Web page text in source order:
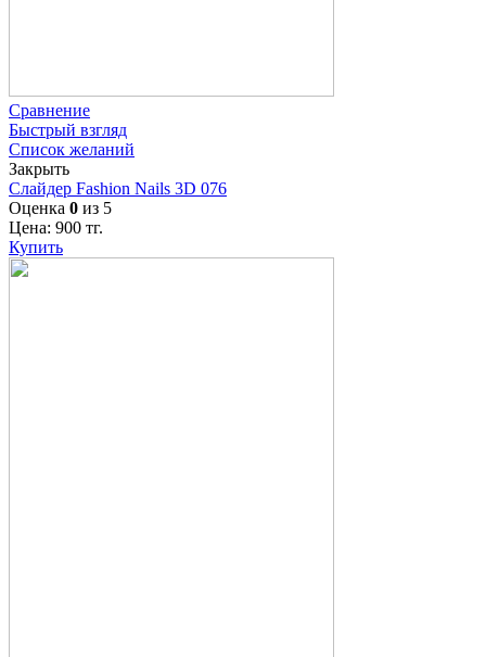
Сравнение
Быстрый взгляд
Список желаний
Закрыть
Слайдер Fashion Nails 3D 076
Оценка 0 из 5
Цена: 900 тг.
Купить